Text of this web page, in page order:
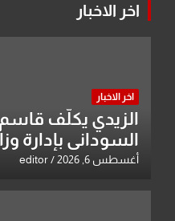
اخر الاخبار
اخر الاخبار
الزيدي يكلّف
السوداني بإدارة
أغسطس 6, 2026 editor